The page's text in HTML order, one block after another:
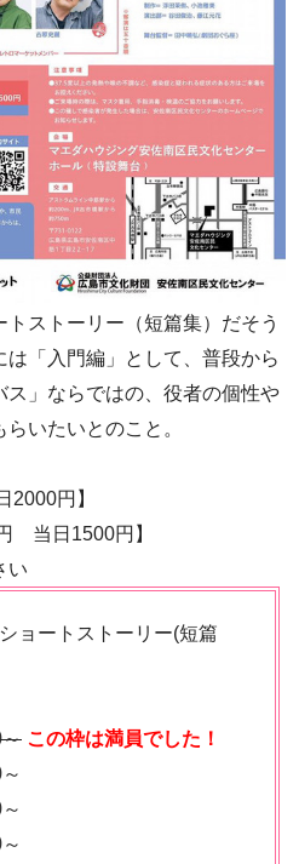
ストーリー（短篇集）だそう
「入門編」として、普段から
」ならではの、役者の個性や
いたいとのこと。
2000円】
当日1500円】
い
ョートストーリー(短篇
この枠は満員でした！